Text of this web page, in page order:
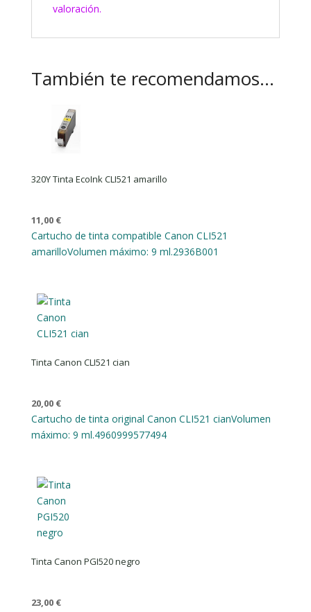
valoración.
También te recomendamos…
320Y Tinta EcoInk CLI521 amarillo
11,00 €
Cartucho de tinta compatible Canon CLI521
amarilloVolumen máximo: 9 ml.2936B001
Tinta Canon CLI521 cian
20,00 €
Cartucho de tinta original Canon CLI521 cianVolumen
máximo: 9 ml.4960999577494
Tinta Canon PGI520 negro
23,00 €